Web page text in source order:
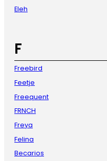
Eleh
F
Freebird
Feetje
Freequent
FRNCH
Freya
Felina
Becarios